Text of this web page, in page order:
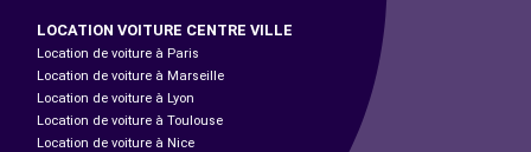
LOCATION VOITURE CENTRE VILLE
Location de voiture à Paris
Location de voiture à Marseille
Location de voiture à Lyon
Location de voiture à Toulouse
Location de voiture à Nice